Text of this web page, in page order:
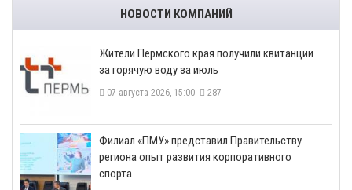
НОВОСТИ КОМПАНИЙ
​Жители Пермского края получили квитанции
за горячую воду за июль
07 августа 2026, 15:00 287
​Филиал «ПМУ» представил Правительству
региона опыт развития корпоративного
спорта